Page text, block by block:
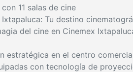
11 salas de cine
Ixtapaluca: Tu destino
del cine en Cinemex
estratégica en el centro
con tecnología de